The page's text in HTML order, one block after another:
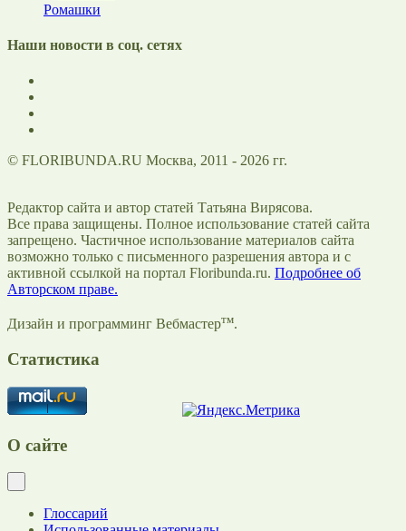
Ромашки
Наши новости в соц. сетях
© FLORIBUNDA.RU Москва, 2011 - 2026 гг.
Редактор сайта и автор статей Татьяна Вирясова.
Все права защищены. Полное использование статей сайта
запрещено. Частичное использование материалов сайта
возможно только с письменного разрешения автора и с
активной ссылкой на портал Floribunda.ru. Подробнее об
Авторском праве.
Дизайн и программинг Вебмастертм.
Статистика
О сайте
Глоссарий